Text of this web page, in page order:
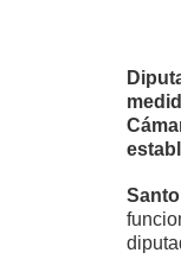
3,500 millones de dólares
El PRM tendrá desde el